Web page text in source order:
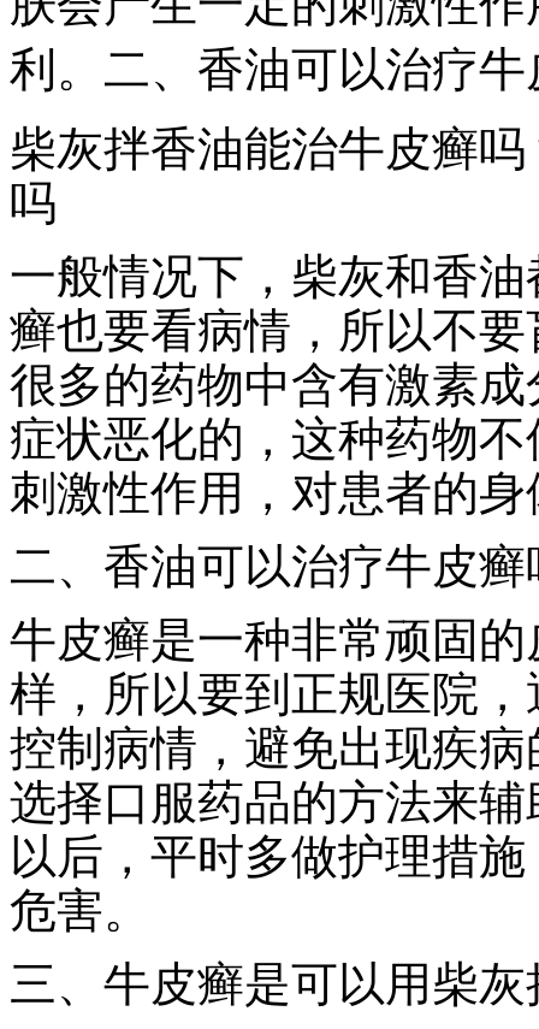
利。二、香油可以治疗牛
柴灰拌香油能治牛皮癣
吗
一般情况下，柴灰和香
癣也要看病情，所以不
很多的药物中含有激素
症状恶化的，这种药物
刺激性作用，对患者的
二、香油可以治疗牛皮癣
牛皮癣是一种非常顽固
样，所以要到正规医院
控制病情，避免出现疾
选择口服药品的方法来
以后，平时多做护理措
危害。
三、牛皮癣是可以用柴